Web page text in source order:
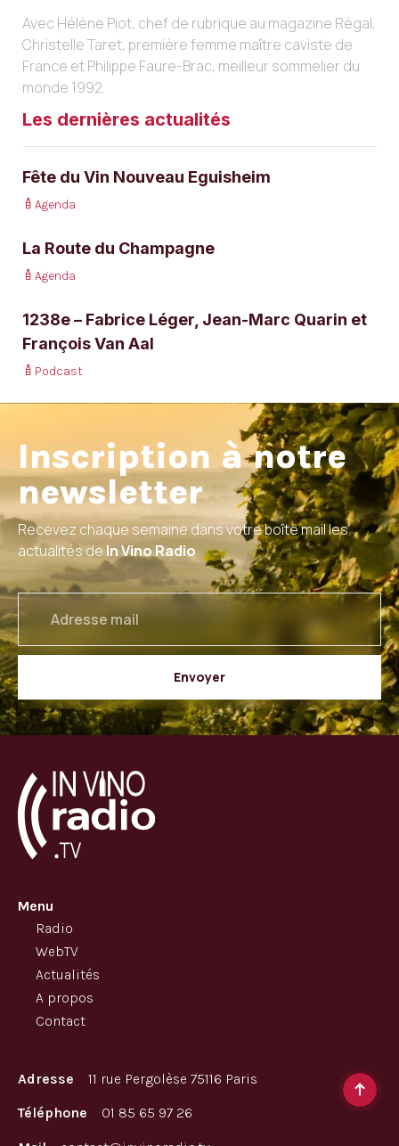
Avec Hélène Piot, chef de rubrique au magazine Régal,
Christelle Taret, première femme maître caviste de
France et Philippe Faure-Brac, meilleur sommelier du
monde 1992.
Les dernières actualités
Fête du Vin Nouveau Eguisheim
Agenda
La Route du Champagne
Agenda
1238e – Fabrice Léger, Jean-Marc Quarin et
François Van Aal
Podcast
Inscription à notre
newsletter
Recevez chaque semaine dans votre boîte mail les
actualités de In Vino Radio
email
Envoyer
Menu
Radio
WebTV
Actualités
A propos
Contact
Adresse 11 rue Pergolèse 75116 Paris
Téléphone 01 85 65 97 26